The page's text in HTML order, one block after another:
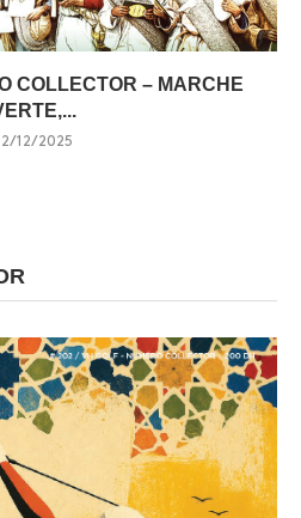
COLLECTOR – MARCHE
12/2025